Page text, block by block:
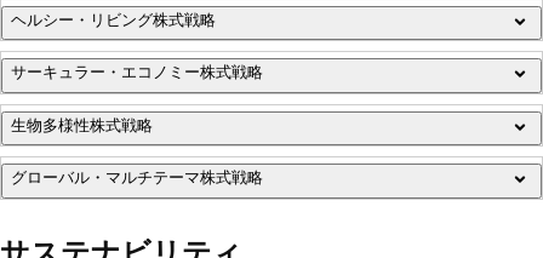
さらに読む
さらに読む
の収益機会を捕捉
動画（英語）を見る
さらに読む
清潔で安全な水供給のためのインフラ、設備、技術に投資
さらに読む
ヘルシー・リビング株式戦略
慢性疾患の予防や効果的な治療、医療費上昇の緩和
さらに読む
サーキュラー・エコノミー株式戦略
廃棄物や汚染の削減、製品や素材の利用長期化に向けた動き
を収益化
動画（英語）を見る
生物多様性株式戦略
天然資源の持続可能な利用と自然生息地の復元を支えるソリ
グローバル・マルチテーマ株式戦略
ロベコの数々のテーマ型株式戦略を包括的に活用し、ダウン